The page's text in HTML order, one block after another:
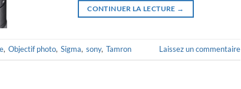
CONTINUER LA LECTURE →
, Objectif photo, Sigma, sony, Tamron Laissez un commentaire